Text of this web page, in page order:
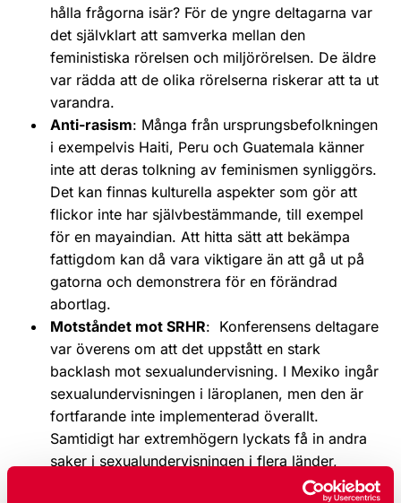
hålla frågorna isär? För de yngre deltagarna var
det självklart att samverka mellan den
feministiska rörelsen och miljörörelsen. De äldre
var rädda att de olika rörelserna riskerar att ta ut
varandra.
Anti-rasism: Många från ursprungsbefolkningen
i exempelvis Haiti, Peru och Guatemala känner
inte att deras tolkning av feminismen synliggörs.
Det kan finnas kulturella aspekter som gör att
flickor inte har självbestämmande, till exempel
för en mayaindian. Att hitta sätt att bekämpa
fattigdom kan då vara viktigare än att gå ut på
gatorna och demonstrera för en förändrad
abortlag.
Motståndet mot SRHR: Konferensens deltagare
var överens om att det uppstått en stark
backlash mot sexualundervisning. I Mexiko ingår
sexualundervisningen i läroplanen, men den är
fortfarande inte implementerad överallt.
Samtidigt har extremhögern lyckats få in andra
saker i sexualundervisningen i flera länder,
såsom avhållsamhet och påstående att det